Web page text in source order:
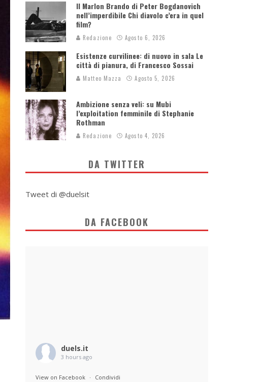
Il Marlon Brando di Peter Bogdanovich
nell’imperdibile Chi diavolo c’era in quel
film?
Redazione Agosto 6, 2026
Esistenze curvilinee: di nuovo in sala Le
città di pianura, di Francesco Sossai
Matteo Mazza Agosto 5, 2026
Ambizione senza veli: su Mubi
l’exploitation femminile di Stephanie
Rothman
Redazione Agosto 4, 2026
DA TWITTER
Tweet di @duelsit
DA FACEBOOK
duels.it
3 hours ago
View on Facebook · Condividi